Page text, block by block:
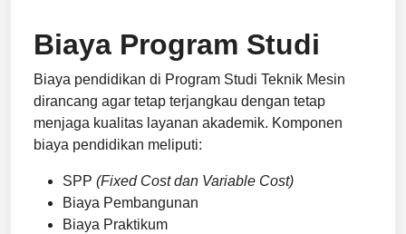
Biaya Program Studi
Biaya pendidikan di Program Studi Teknik Mesin
dirancang agar tetap terjangkau dengan tetap
menjaga kualitas layanan akademik. Komponen
biaya pendidikan meliputi:
SPP (Fixed Cost dan Variable Cost)
Biaya Pembangunan
Biaya Praktikum